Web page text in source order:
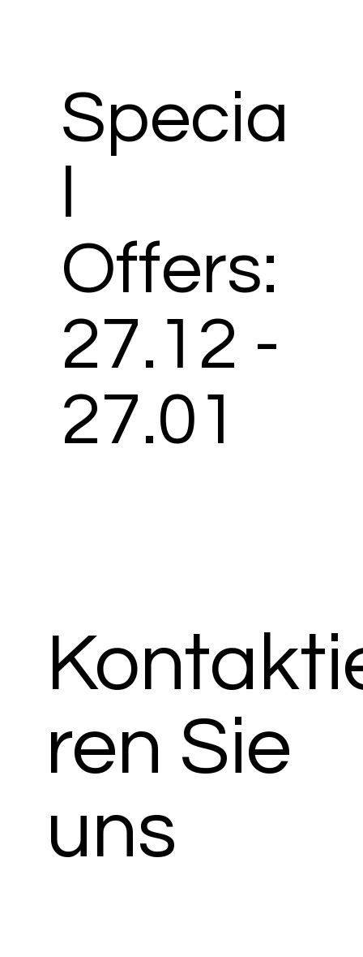
Specia
Offers:
27.12 -
27.01
ren Sie
uns